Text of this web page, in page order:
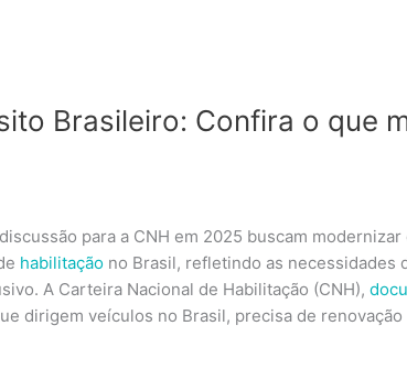
Brasileiro: Confira o que
para a CNH em 2025 buscam
habilitação no Brasil, refletindo as necessidades
A Carteira Nacional de Habilitação (CNH),
dirigem veículos no Brasil, precisa de